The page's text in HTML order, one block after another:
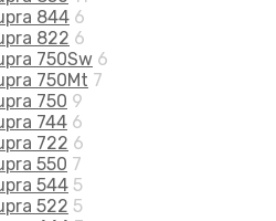
844 6
822 6
750Sw 6
750Mt 7
750 9
744 6
722 6
550 7
544 5
522 5